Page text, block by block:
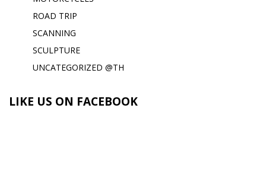
ROAD TRIP
SCANNING
SCULPTURE
UNCATEGORIZED @TH
LIKE US ON FACEBOOK